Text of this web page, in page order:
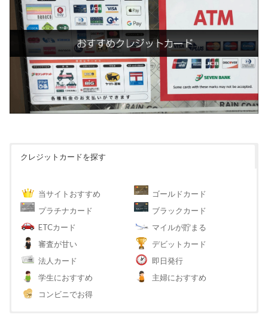
クレジットカードを探す
当サイトおすすめ
ゴールドカード
プラチナカード
ブラックカード
ETCカード
マイルが貯まる
審査が甘い
デビットカード
法人カード
即日発行
学生におすすめ
主婦におすすめ
コンビニでお得